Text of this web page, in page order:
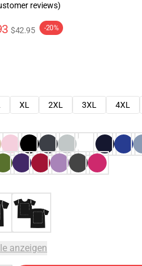
reviews)
$42.95 -20%
XL 2XL 3XL 4XL
anzeigen